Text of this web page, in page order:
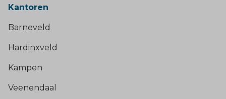
Kantoren
Barneveld
Hardinxveld
Kampen
Veenendaal